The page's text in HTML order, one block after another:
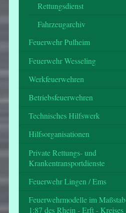
Rettungsdienst
Fahrzeugarchiv
Feuerwehr Pulheim
Feuerwehr Wesseling
Werkfeuerwehren
Betriebsfeuerwehren
Technisches Hilfswerk
Hilfsorganisationen
Private Rettungs- und
Krankentransportdienste
Feuerwehr Lingen / Ems
Feuerwehrmodelle im Maßstab
1:87 des Rhein - Erft - Kreises